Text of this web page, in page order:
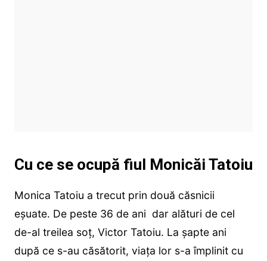
Cu ce se ocupă fiul Monicăi Tatoiu
Monica Tatoiu a trecut prin două căsnicii
eșuate. De peste 36 de ani dar alături de cel
de-al treilea soț, Victor Tatoiu. La șapte ani
după ce s-au căsătorit, viața lor s-a împlinit cu